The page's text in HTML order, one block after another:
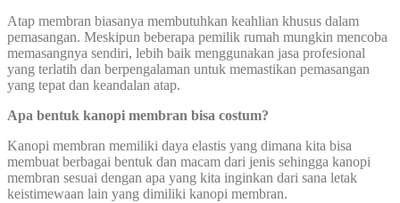
Atap membran biasanya membutuhkan keahlian khusus dalam
pemasangan. Meskipun beberapa pemilik rumah mungkin mencoba
memasangnya sendiri, lebih baik menggunakan jasa profesional
yang terlatih dan berpengalaman untuk memastikan pemasangan
yang tepat dan keandalan atap.
Apa bentuk kanopi membran bisa costum?
Kanopi membran memiliki daya elastis yang dimana kita bisa
membuat berbagai bentuk dan macam dari jenis sehingga kanopi
membran sesuai dengan apa yang kita inginkan dari sana letak
keistimewaan lain yang dimiliki kanopi membran.